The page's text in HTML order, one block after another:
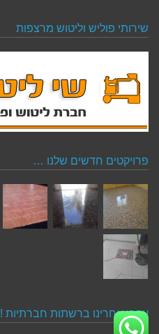
שירותי פוליש וליטוש מרצפות
פרויקטים חדשים שלנו …
עקבו אחרינו ברשתות חברתיות !